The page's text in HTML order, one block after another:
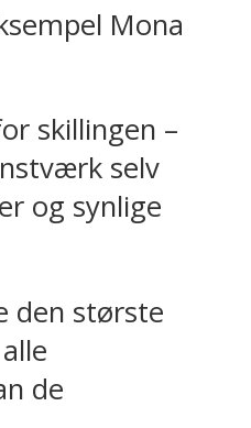
Mona
skillingen –
selv
og synlige
den største
de